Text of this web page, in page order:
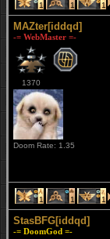
1 1 1
MAZter[iddqd]
-= WebMaster =-
1370
Doom Rate: 1.35
1 1 1
StasBFG[iddqd]
-= DoomGod =-